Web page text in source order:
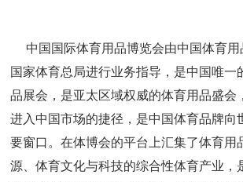
中国国际体育用品博览会由中国体育用
国家体育总局进行业务指导，是中国唯一
品展会，是亚太区域权威的体育用品盛会
进入中国市场的捷径，是中国体育品牌向
要窗口。在体博会的平台上汇集了体育用
源、体育文化与科技的综合性体育产业，